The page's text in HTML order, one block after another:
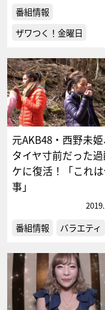
番組情報
ザワつく！金曜日
元AKB48・西野未姫
タイヤ寸前だった
ケに復活！「これ
事」
番組情報 バラエティ